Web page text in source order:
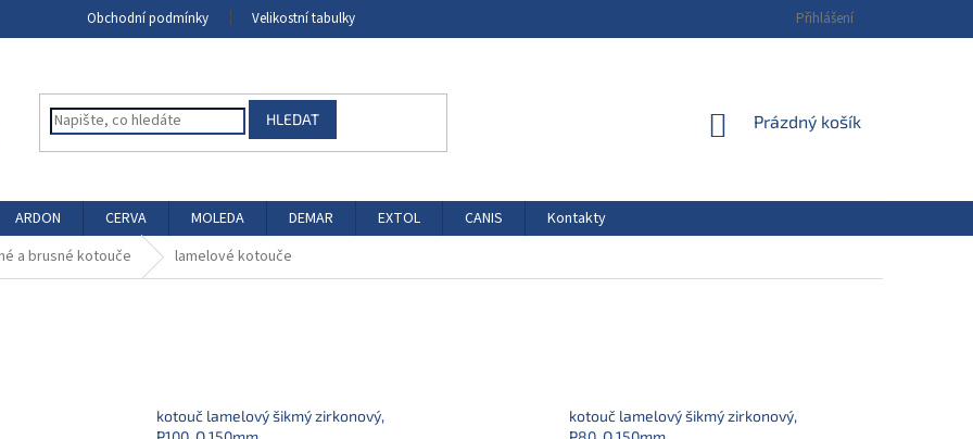
Obchodní podmínky Velikostní tabulky Přihlášení
HLEDAT
NÁKUPNÍ
Prázdný košík
ARDON CERVA MOLEDA DEMAR EXTOL CANIS
Kontakty
a brusné kotouče lamelové kotouče
kotouč lamelový šikmý zirkonový,
kotouč lamelový šikmý zirkonový,